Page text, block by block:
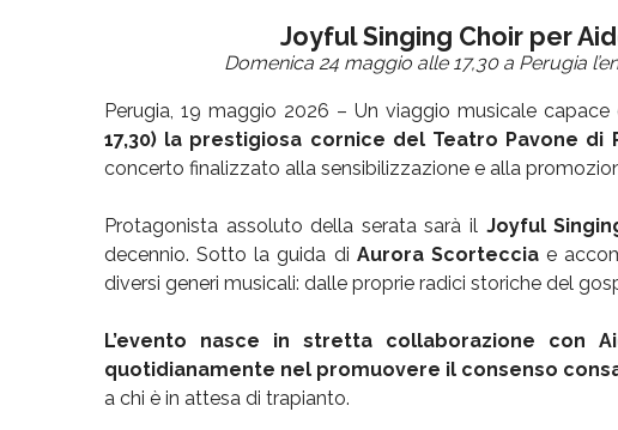
Joyful Singing Choir per
Domenica 24 maggio alle 17,30 a Perugia
Perugia, 19 maggio 2026 – Un viaggio musicale
17,30) la prestigiosa cornice del Teatro Pavone di
concerto finalizzato alla sensibilizzazione e alla
Protagonista assoluto della serata sarà il Joyful
decennio. Sotto la guida di Aurora Scortecciae
diversi generi musicali: dalle proprie radici storiche del
L’evento nasce in stretta collaborazione con
quotidianamente nel promuovere il consenso
a chi è in attesa di trapianto.